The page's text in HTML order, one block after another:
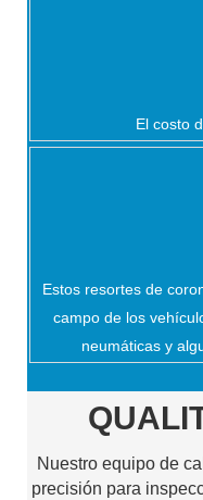
El costo
Estos resortes de
campo de los
neumáticas y
Nuestro equipo de
precisión para